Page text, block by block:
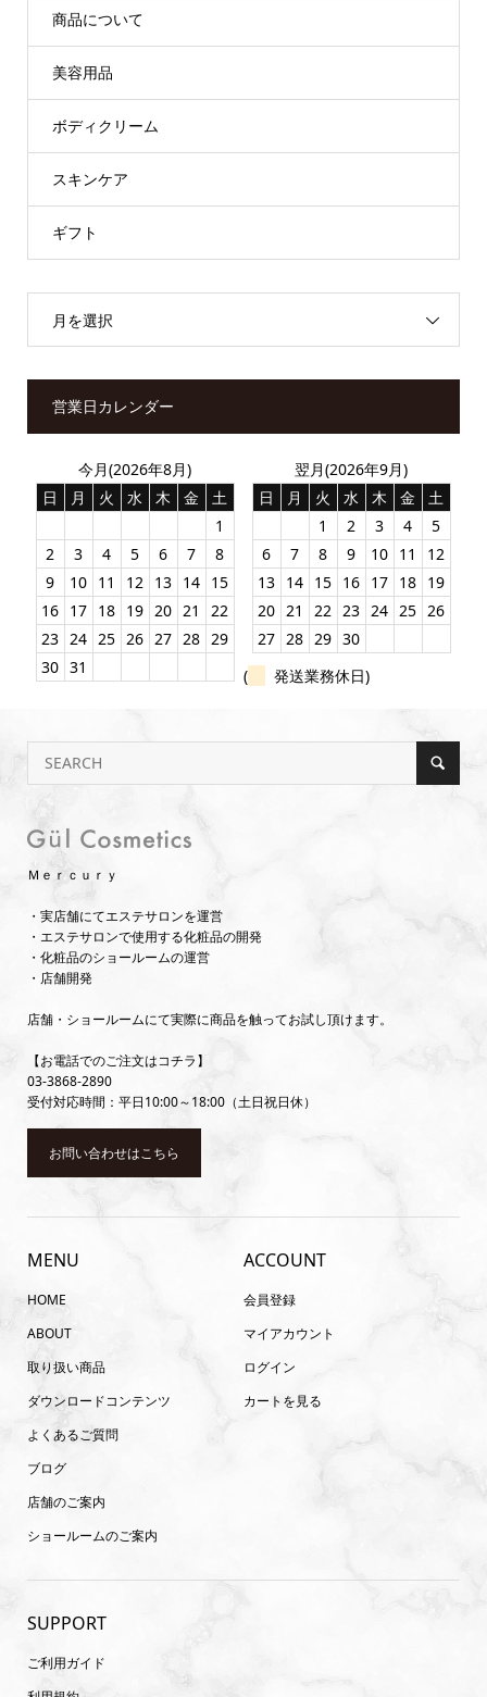
商品について
美容用品
ボディクリーム
スキンケア
ギフト
月を選択
営業日カレンダー
今月(2026年8月)
日
月 火 水 木 金
土
1
2
3 4 5 6 7
8
9
10 11 12 13 14 15
16 17 18 19 20 21
22
23 24 25 26 27 28 29
30 31
翌月(2026年9月)
日
月 火 水 木 金
土
1
2 3 4
5
6
7 8 9 10 11
12
13 14 15 16 17 18 19
20 21 22 23 24 25 26
27 28 29 30
(
発送業務休日)
Ｍｅｒｃｕｒｙ
・実店舗にてエステサロンを運営
・エステサロンで使用する化粧品の開発
・化粧品のショールームの運営
・店舗開発
店舗・ショールームにて実際に商品を触ってお試し頂けます。
【お電話でのご注文はコチラ】
03-3868-2890
受付対応時間：平日10:00～18:00（土日祝日休）
お問い合わせはこちら
MENU
HOME
ABOUT
取り扱い商品
ダウンロードコンテンツ
よくあるご質問
ブログ
店舗のご案内
ショールームのご案内
ACCOUNT
会員登録
マイアカウント
ログイン
カートを見る
SUPPORT
ご利用ガイド